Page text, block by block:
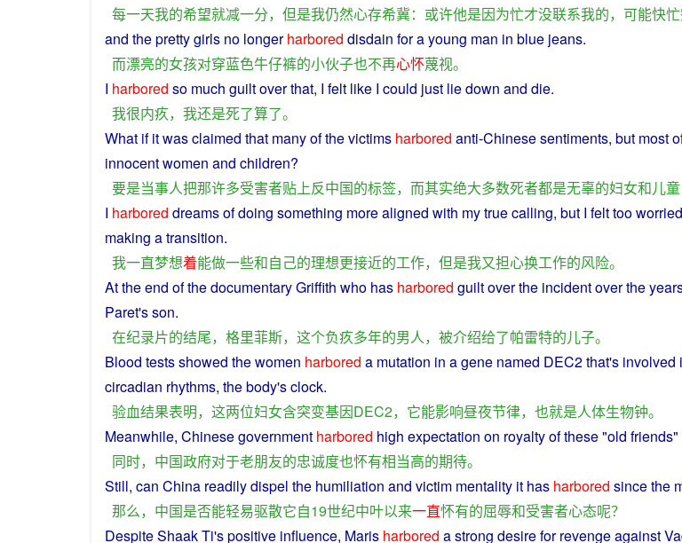
每一天我的希望就减一分， 但是我仍然心存希冀： 或许他是因为忙才没联系我的， 可能快忙
and theprettygirls no longerharbored disdain fora young man in blue jeans.
而漂亮的女孩对穿蓝色牛仔裤的小伙子也不再心怀蔑视。
I harbored so much guiltover that, I felt like I could just liedown and die.
我很内疚， 我还是死了算了。
What if itwasclaimed that manyofthevictims harbored anti-Chinesesentiments, but most
innocentwomen and children?
要是当事人把那许多受害者贴上反中国的标签， 而其实绝大多数死者都是无辜的妇女和儿童
I harbored dreamsofdoing something morealigned with my true calling, but I felt tooworried
making atransition.
我一直梦想着能做一些和自己的理想更接近的工作， 但是我又担心换工作的风险。
Attheend of thedocumentaryGriffith who has harbored guiltover the incident over the
Paret'sson.
在纪录片的结尾， 格里菲斯， 这个负疚多年的男人， 被介绍给了帕雷特的儿子。
Blood testsshowed thewomen harbored a mutation in agene named DEC2 that's involved
circadian rhythms, thebody'sclock.
验血结果表明， 这两位妇女含突变基因DEC2， 它能影响昼夜节律， 也就是人体生物钟。
Meanwhile, Chinesegovernment harbored high expectation on royaltyofthese "old friends"
同时， 中国政府对于老朋友的忠诚度也怀有相当高的期待。
Still, can China readilydispel the humiliation and victim mentality it has harbored sincethe
那么， 中国是否能轻易驱散它自19世纪中叶以来一直怀有的屈辱和受害者心态呢？
DespiteShaak Ti'spositive influence, Maris harbored astrong desirefor revengeagainst